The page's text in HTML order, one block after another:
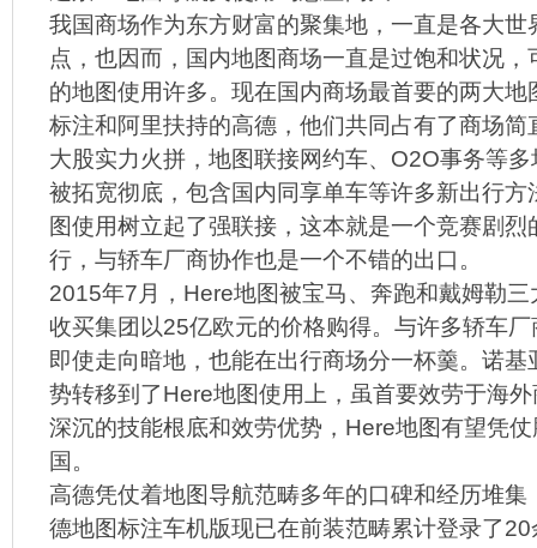
我国商场作为东方财富的聚集地，一直是各大世
点，也因而，国内地图商场一直是过饱和状况，
的地图使用许多。现在国内商场最首要的两大地
标注和阿里扶持的高德，他们共同占有了商场简
大股实力火拼，地图联接网约车、O2O事务等
被拓宽彻底，包含国内同享单车等许多新出行方
图使用树立起了强联接，这本就是一个竞赛剧烈
行，与轿车厂商协作也是一个不错的出口。
2015年7月，Here地图被宝马、奔跑和戴姆勒
收买集团以25亿欧元的价格购得。与许多轿车
即使走向暗地，也能在出行商场分一杯羹。诺基
势转移到了Here地图使用上，虽首要效劳于海
深沉的技能根底和效劳优势，Here地图有望凭
国。
高德凭仗着地图导航范畴多年的口碑和经历堆
德地图标注车机版现已在前装范畴累计登录了